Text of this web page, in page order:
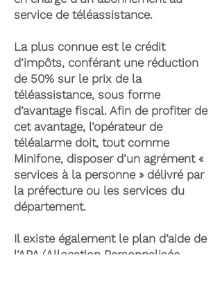
service de téléassistance.
La plus connue est le crédit
d’impôts, conférant une réduction
de 50% sur le prix de la
téléassistance, sous forme
d’avantage fiscal. Afin de profiter de
cet avantage, l’opérateur de
téléalarme doit, tout comme
Minifone, disposer d’un agrément «
services à la personne » délivré par
la préfecture ou les services du
département.
Il existe également le plan d’aide de
l’APA (Allocation Personnalisée